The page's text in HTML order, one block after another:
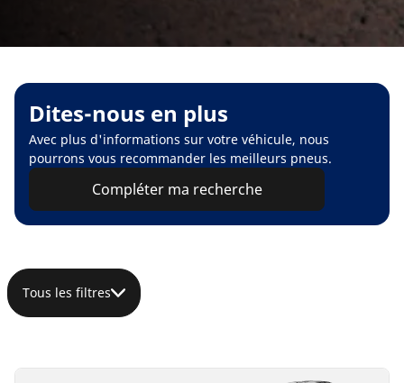
Dites-nous en plus
Avec plus d'informations sur votre véhicule, nous
pourrons vous recommander les meilleurs pneus.
Compléter ma recherche
Tous les filtres